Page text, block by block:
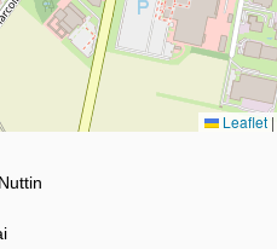
Leaflet |